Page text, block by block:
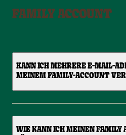
FAMILY ACCOUNT
KANN ICH MEHRERE E-MAIL-
MEINEM FAMILY-ACCOUNT
WIE KANN ICH MEINEN FAMILY